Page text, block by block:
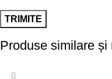
Produse similare și